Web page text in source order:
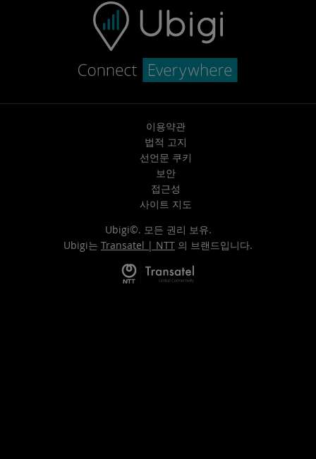
이용약관
법적 고지
선언문 쿠키
보안
접근성
사이트 지도
Ubigi©. 모든 권리 보유.
Ubigi는 Transatel | NTT 의 브랜드입니다.